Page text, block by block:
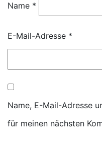
Name *
E-Mail-Adresse *
Name, E-Mail-Adresse
für meinen nächsten